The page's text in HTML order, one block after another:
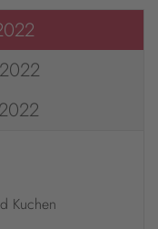
Kuchen